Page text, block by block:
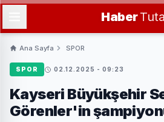
Haber
Ana Sayfa SPOR
SPOR 02.12.2025 - 09:23
Kayseri Büyükşehir
Görenler'in